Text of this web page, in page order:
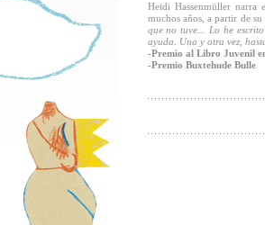
Heidi Hassenmüller narra
muchos años, a partir de
que no tuve... Lo he
ayuda. Una y otra vez,
-Premio al Libro Juvenil
-Premio Buxtehude Bulle